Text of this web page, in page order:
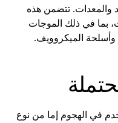
والمعدات. تتضمن هذه
بما في ذلك الموجات
الميكروويف.
في الهجوم إما من نوع